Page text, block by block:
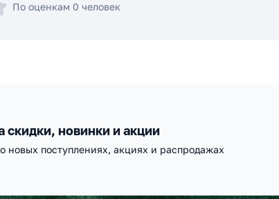
По оценкам 0 человек
скидки, новинки и акции
новых поступлениях, акциях и распродажах